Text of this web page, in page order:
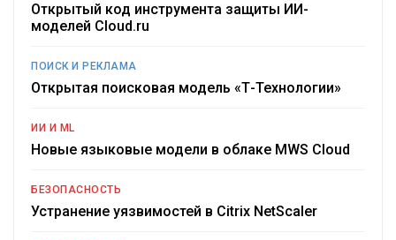
Открытый код инструмента защиты ИИ-
моделей Cloud.ru
ПОИСК И РЕКЛАМА
Открытая поисковая модель «Т-Технологии»
ИИ И ML
Новые языковые модели в облаке MWS Cloud
БЕЗОПАСНОСТЬ
Устранение уязвимостей в Citrix NetScaler